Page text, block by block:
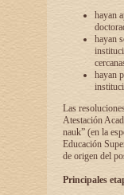
hayan
hayan
hayan
Las
Atestación
nauk” (en la
Educación
de origen del
Principales